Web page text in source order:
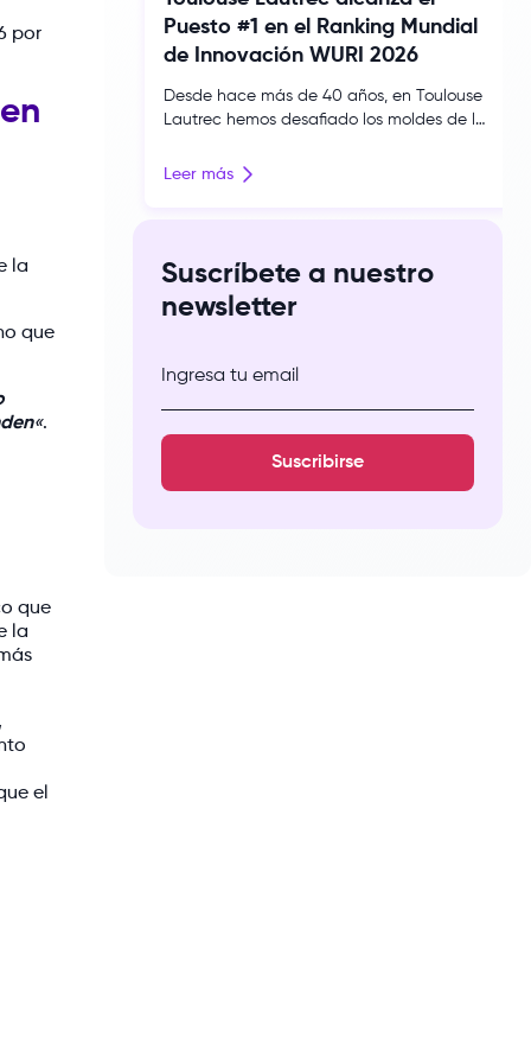
por
la
que
«.
que
la
el
Suscríbete a nuestro
newsletter
Ingresa tu email
Suscribirse
Puesto #1 en el Ranking Mundial
de Innovación WURI 2026
Desde hace más de 40 años, en Toulouse
Lautrec hemos desafiado los moldes de la
la creatividad es la fuerza más poderosa
reconocida en el prestigioso Ranking WURI
2026 (World University Rankings for
Innovation) destacando […]
Leer más